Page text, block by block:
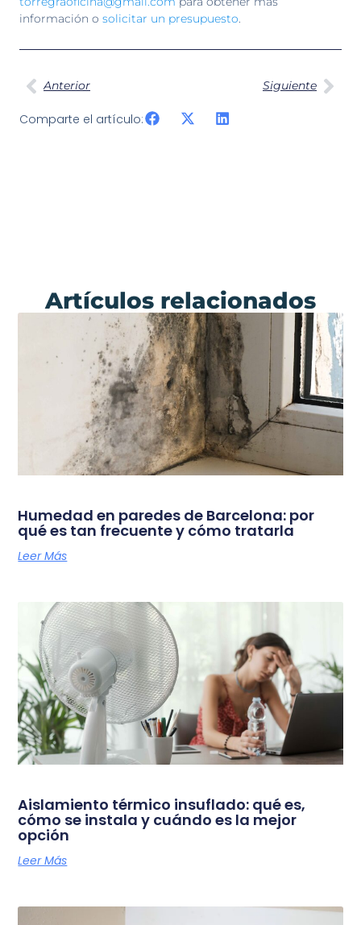
información o solicitar un presupuesto.
Anterior Siguiente
Comparte el artículo:
Artículos relacionados
Humedad en paredes de Barcelona: por
qué es tan frecuente y cómo tratarla
Leer Más
Aislamiento térmico insuflado: qué es,
cómo se instala y cuándo es la mejor
opción
Leer Más